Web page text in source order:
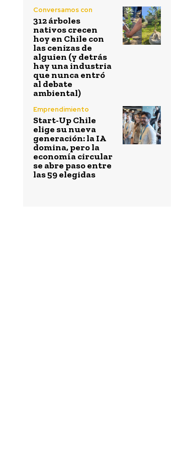
Conversamos con
312 árboles
nativos crecen
hoy en Chile con
las cenizas de
alguien (y detrás
hay una industria
que nunca entró
al debate
ambiental)
Emprendimiento
Start-Up Chile
elige su nueva
generación: la IA
domina, pero la
economía circular
se abre paso entre
las 59 elegidas